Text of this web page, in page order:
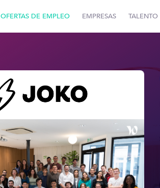
OFERTAS DE EMPLEO EMPRESAS TALENTO